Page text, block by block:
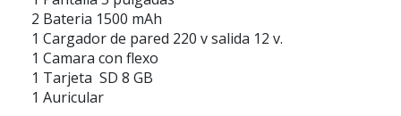
2 Bateria 1500 mAh
1 Cargador de pared 220 v salida 12 v.
1 Camara con flexo
1 Tarjeta SD 8 GB
1 Auricular